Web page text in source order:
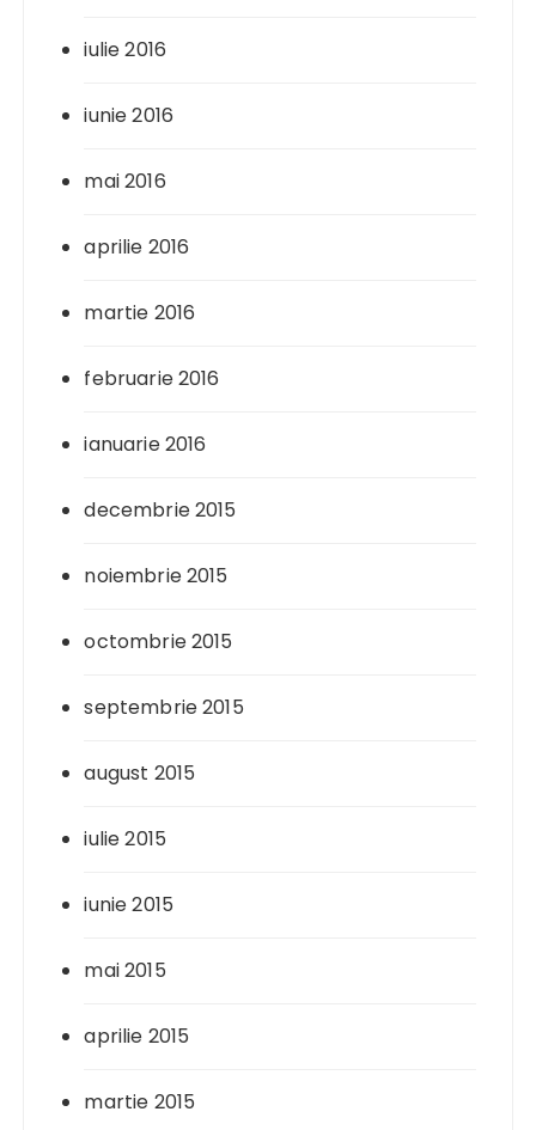
iulie 2016
iunie 2016
mai 2016
aprilie 2016
martie 2016
februarie 2016
ianuarie 2016
decembrie 2015
noiembrie 2015
octombrie 2015
septembrie 2015
august 2015
iulie 2015
iunie 2015
mai 2015
aprilie 2015
martie 2015